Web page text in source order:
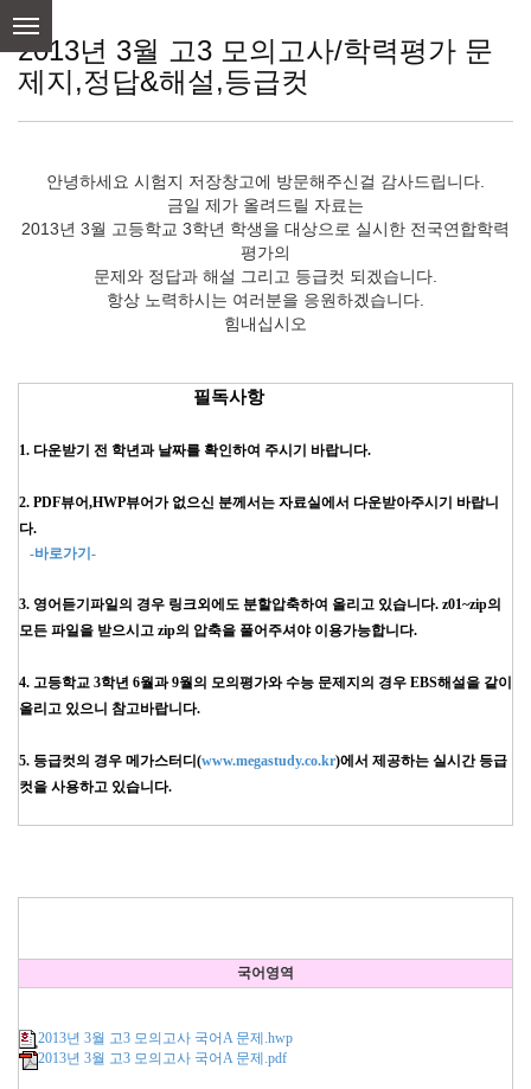
content
2013년 3월 고3 모의고사/학력평가 문
제지,정답&해설,등급컷
안녕하세요 시험지 저장창고에 방문해주신걸 감사드립니다.
금일 제가 올려드릴 자료는
2013년 3월 고등학교 3학년 학생을 대상으로 실시한 전국연합학력
평가의
문제와 정답과 해설 그리고 등급컷 되겠습니다.
항상 노력하시는 여러분을 응원하겠습니다.
힘내십시오
필독사항
1. 다운받기 전 학년과 날짜를 확인하여 주시기 바랍니다.
2. PDF뷰어,HWP뷰어가 없으신 분께서는 자료실에서 다운받아주시기 바랍니
다.
-바로가기-
3. 영어듣기파일의 경우 링크외에도 분할압축하여 올리고 있습니다. z01~zip의
모든 파일을 받으시고 zip의 압축을 풀어주셔야 이용가능합니다.
4. 고등학교 3학년 6월과 9월의 모의평가와 수능 문제지의 경우 EBS해설을 같이
올리고 있으니 참고바랍니다.
5. 등급컷의 경우 메가스터디(www.megastudy.co.kr)에서 제공하는 실시간 등급
컷을 사용하고 있습니다.
국어영역
2013년 3월 고3 모의고사 국어A 문제.hwp
2013년 3월 고3 모의고사 국어A 문제.pdf